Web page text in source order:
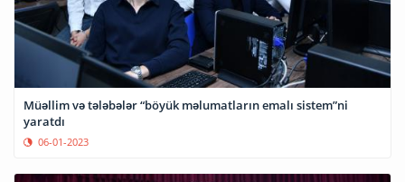
Müəllim və tələbələr “böyük məlumatların emalı sistem”ni
yaratdı
06-01-2023